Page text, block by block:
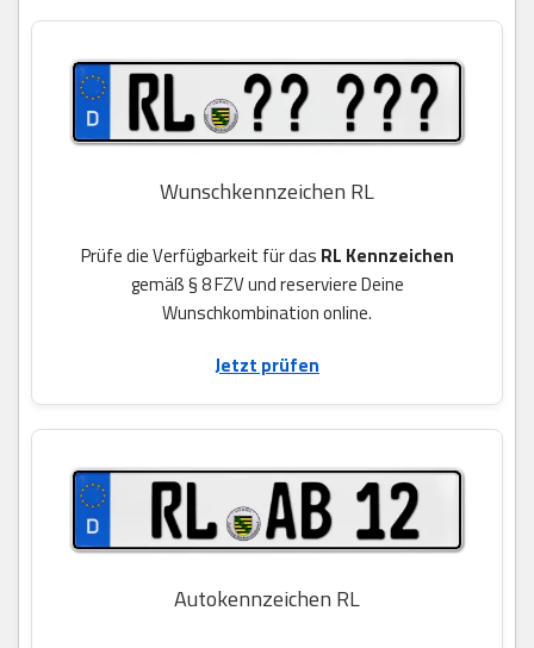
Wunschkennzeichen RL
Prüfe die Verfügbarkeit für das RL Kennzeichen
gemäß § 8 FZV und reserviere Deine
Wunschkombination online.
Jetzt prüfen
Autokennzeichen RL